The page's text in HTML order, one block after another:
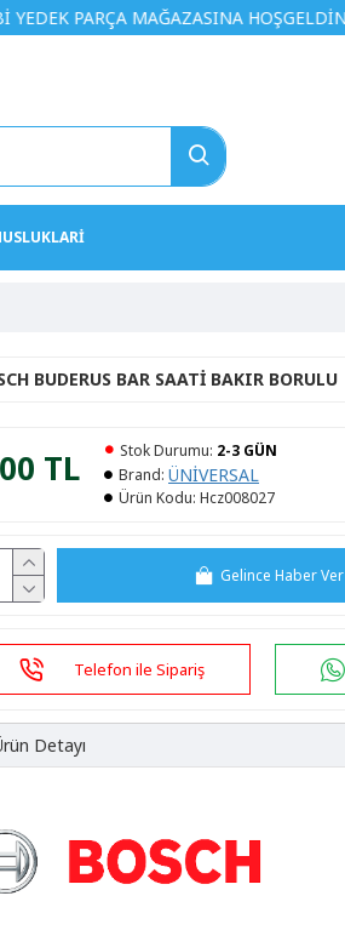
MAĞAZASINA HOŞGELDİNİZ.
BUDERUS BAR SAATI BAKIR BORULU
TL Stok Durumu: 2-3 GÜN
Brand: ÜNİVERSAL
Ürün Kodu: Hcz008027
Gelince Haber Ver
Telefon ile Sipariş
Detayı